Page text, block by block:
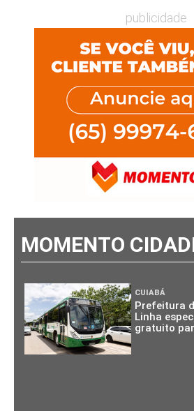
publicidade
MOMENTO
CUIABÁ
Prefeitura
Linha
gratuito